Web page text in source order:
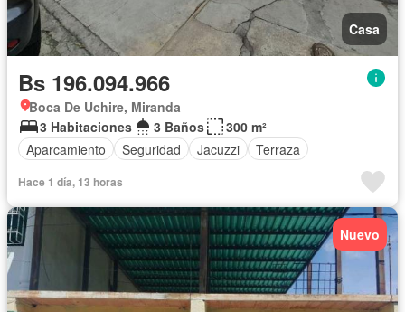
Casa
Bs 196.094.966
Boca De Uchire, Miranda
3 Habitaciones
3 Baños
300 m²
Aparcamiento
Seguridad Jacuzzi Terraza
Hace 1 día, 13 horas
Nuevo